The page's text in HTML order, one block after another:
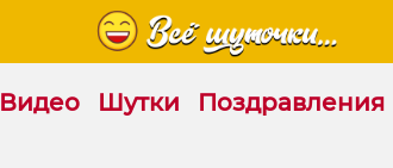
Видео Шутки Поздравления